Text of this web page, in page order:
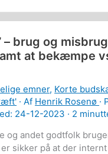
– brug og
at bekæmpe
emner, Korte
· Af Henrik Rosenø ·
24-12-2023 · 2
og andet godtfolk
er sikker på at der